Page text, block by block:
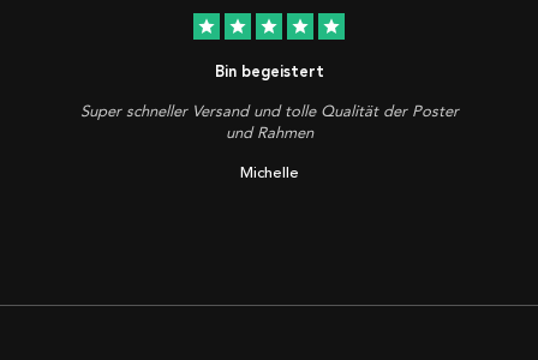
star star star star star
Bin begeistert
Super schneller Versand und tolle Qualität der Poster
und Rahmen
Michelle